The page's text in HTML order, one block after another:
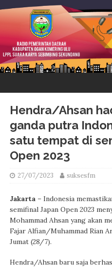
Hendra/Ahsan
ganda putra
satu tempat di
Open 2023
27/07/2023 suksesfm
Jakarta – Indonesia
semifinal Japan Open 2023
Mohammad Ahsan yang akan
Fajar Alfian/Muhammad Rian
Jumat (28/7).
Hendra/Ahsan baru saja